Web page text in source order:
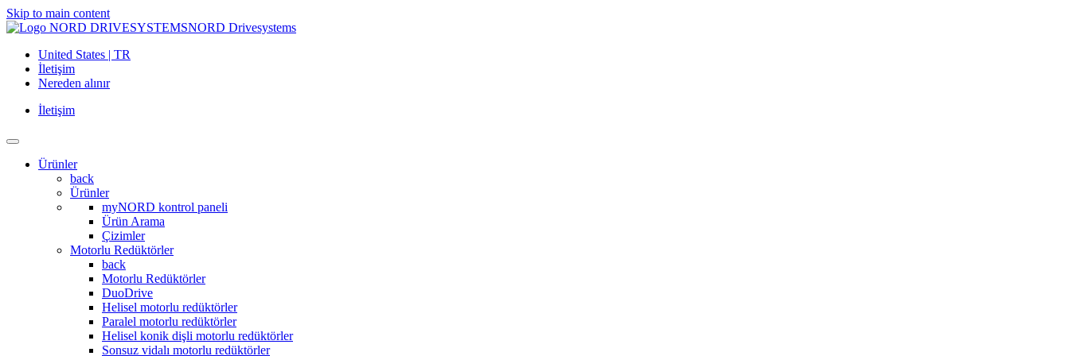
Skip to main content
NORD Drivesystems
United States | TR
İletişim
Nereden alınır
İletişim
Ürünler
back
Ürünler
myNORD kontrol paneli
Ürün Arama
Çizimler
Motorlu Redüktörler
back
Motorlu Redüktörler
DuoDrive
Helisel motorlu redüktörler
Paralel motorlu redüktörler
Helisel konik dişli motorlu redüktörler
Sonsuz vidalı motorlu redüktörler